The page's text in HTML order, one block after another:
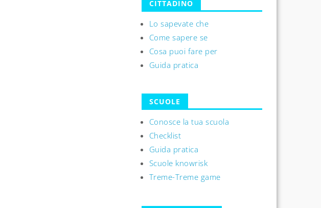
CITTADINO
Lo sapevate che
Come sapere se
Cosa puoi fare per
Guida pratica
SCUOLE
Conosce la tua scuola
Checklist
Guida pratica
Scuole knowrisk
Treme-Treme game